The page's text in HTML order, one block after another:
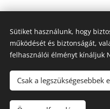
Honlap tulajdonos:
Készítő:
Sütiket használunk, hogy
működését és biztonságát,
felhasználói élményt kínáljuk
Csak a legszükségesebbek